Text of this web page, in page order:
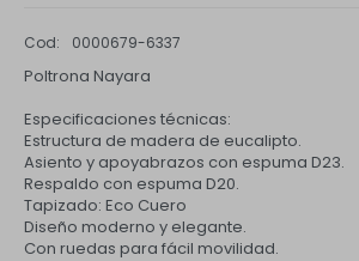
0000679-6337
Poltrona Nayara
Especificaciones técnicas:
Estructura de madera de eucalipto.
Asiento y apoyabrazos con espuma D23.
Respaldo con espuma D20.
Tapizado: Eco Cuero
Diseño moderno y elegante.
Con ruedas para fácil movilidad.